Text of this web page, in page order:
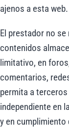
ajenos a esta web.
El prestador no
contenidos
limitativo, en
comentarios,
permita a
independiente en
y en cumplimiento